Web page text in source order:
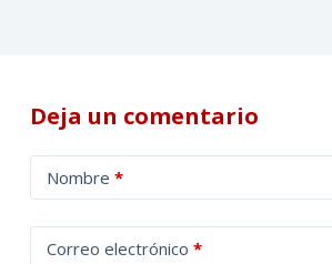
Deja un comentario
Nombre *
Correo electrónico *
l
t